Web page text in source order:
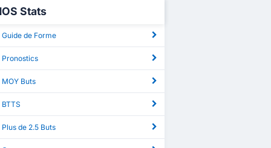
Stats
Guide de Forme
Pronostics
MOY Buts
Plus de 2.5 Buts